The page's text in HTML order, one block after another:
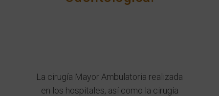
La cirugía Mayor Ambulatoria realizada
en los hospitales, así como la cirugía